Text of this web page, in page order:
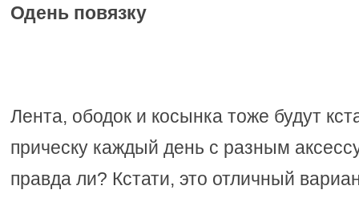
Одень повязку
Лента, ободок и косынка тоже будут
прическу каждый день с разным
правда ли? Кстати, это отличный